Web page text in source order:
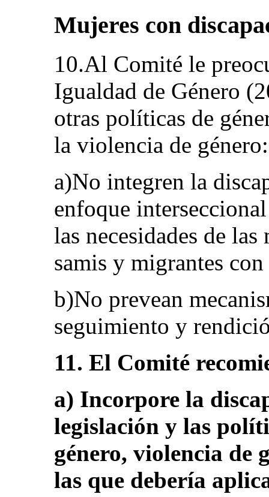
Mujeres con
10.Al Comité le
Igualdad de Género
otras políticas de
la violencia de género:
a)No integren la
enfoque
las necesidades de
samis y migrantes
b)No prevean
seguimiento y
11. El Comité
a) Incorpore la
legislación y las
género, violencia de
las que debería